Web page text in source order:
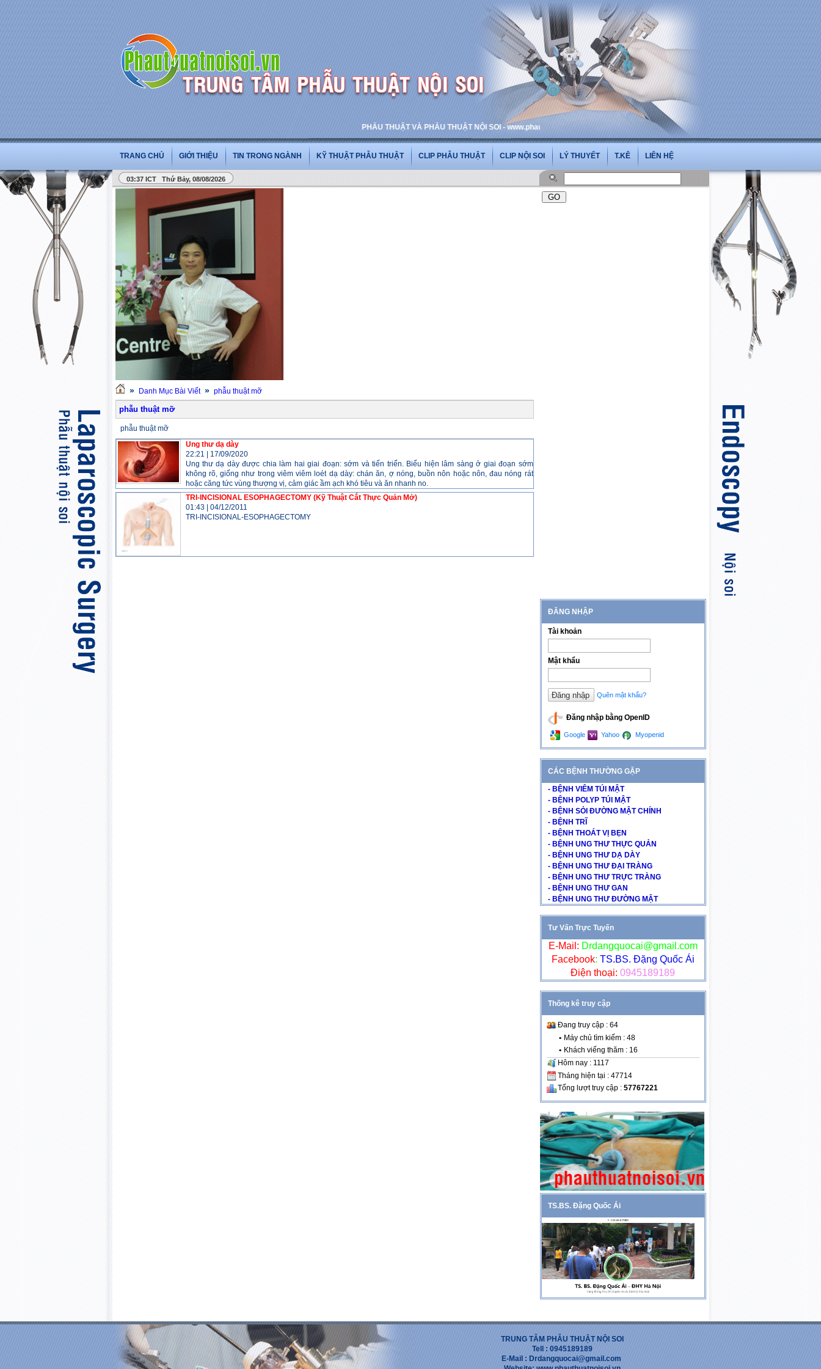
PHẪU THUẬT VÀ PHẪU THUẬT NỘI SOI - www.phauthuatnoisoi.vn
TRANG CHỦ GIỚI THIỆU TIN TRONG NGÀNH KỸ THUẬT PHẪU THUẬT CLIP PHẪU THUẬT CLIP NỘI SOI LÝ THUYẾT T.KÊ LIÊN HỆ
03:37 ICT Thứ Bảy, 08/08/2026
» Danh Mục Bài Viết » phẫu thuật mỡ
phẫu thuật mỡ
phẫu thuật mỡ
Ung thư dạ dày
22:21
17/09/2020
Ung thư dạ dày được chia làm hai giai đoạn: sớm và tiến triển. Biểu hiện lâm sàng ở giai đoạn sớm
không rõ, giống như trong viêm viêm loét dạ dày: chán ăn, ợ nóng, buồn nôn hoặc nôn, đau nóng rát
hoặc căng tức vùng thượng vị, cảm giác ầm ạch khó tiêu và ăn nhanh no.
TRI-INCISIONAL ESOPHAGECTOMY (Kỹ Thuật Cắt Thực Quản Mở)
01:43| 04/12/2011
TRI-INCISIONAL-ESOPHAGECTOMY
ĐĂNG NHẬP
Tài khoản
Mật khẩu
Quên mật khẩu?
Đăng nhập bằng OpenID
Google Yahoo Myopenid
CÁC BỆNH THƯỜNG GẶP
- BỆNH VIÊM TÚI MẬT
- BỆNH POLYP TÚI MẬT
- BỆNH SỎI ĐƯỜNG MẬT CHÍNH
- BỆNH TRĨ
- BỆNH THOÁT VỊ BẸN
- BỆNH UNG THƯ THỰC QUẢN
- BỆNH UNG THƯ DẠ DÀY
- BỆNH UNG THƯ ĐẠI TRÀNG
- BỆNH UNG THƯ TRỰC TRÀNG
- BỆNH UNG THƯ GAN
- BỆNH UNG THƯ ĐƯỜNG MẬT
Tư Vấn Trực Tuyến
E-Mail: Drdangquocai@gmail.com
Facebook: TS.BS. Đặng Quốc Ái
Điện thoại: 0945189189
Thống kê truy cập
Đang truy cập : 64
• Máy chủ tìm kiếm : 48
• Khách viếng thăm : 16
Hôm nay : 1117
Tháng hiện tại : 47714
Tổng lượt truy cập : 57767221
TS.BS. Đặng Quốc Ái
TRUNG TẪM PHẪU THUẬT NỘI SOI
Tell : 0945189189
E-Mail : Drdangquocai@gmail.com